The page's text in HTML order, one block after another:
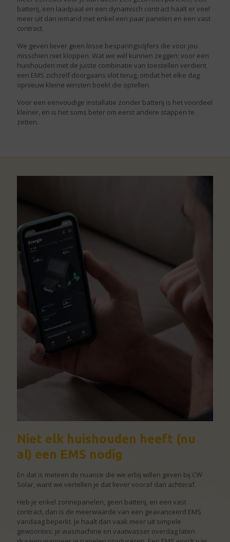
batterij, een laadpaal en een dynamisch contract haalt er veel
meer uit dan iemand met enkel een paar panelen en een vast
contract.
We geven liever geen losse besparingscijfers die voor jou
misschien niet kloppen. Wat we wél kunnen zeggen: voor een
huishouden met de juiste combinatie van toestellen verdient
een EMS zichzelf doorgaans vlot terug, omdat het elke dag
opnieuw kleine winsten boekt die optellen.
Voor een eenvoudige installatie zonder batterij is het voordeel
kleiner, en is het soms beter om eerst andere stappen te
zetten.
Niet elk huishouden heeft (nu
al) een EMS nodig
En dat is meteen de nuance die we erbij willen geven bij CW
Solar, want we vertellen je dat liever vooraf dan achteraf.
Heb je enkel zonnepanelen, geen batterij, en een vast
contract, dan is de meerwaarde van een geavanceerd EMS
vandaag beperkt. Je haalt dan vaak meer uit simpele
gewoontes: je wasmachine en vaatwasser overdag laten